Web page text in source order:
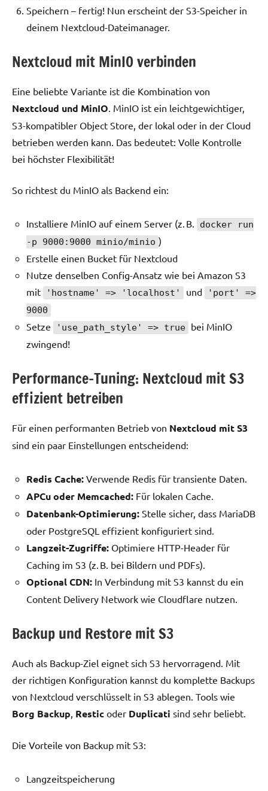
Speichern – fertig! Nun erscheint der S3-Speicher in
deinem Nextcloud-Dateimanager.
Nextcloud mit MinIO verbinden
Eine beliebte Variante ist die Kombination von
Nextcloud und MinIO . MinIO ist ein leichtgewichtiger,
S3-kompatibler Object Store, der lokal oder in der Cloud
betrieben werden kann. Das bedeutet: Volle Kontrolle
bei höchster Flexibilität!
So richtest du MinIO als Backend ein:
Installiere MinIO auf einem Server (z. B.
docker run
-p 9000:9000 minio/minio )
Erstelle einen Bucket für Nextcloud
Nutze denselben Config-Ansatz wie bei Amazon S3
mit
'hostname' => 'localhost' und
'port' =>
9000
Setze 'use_path_style' => true bei MinIO
zwingend!
Performance-Tuning: Nextcloud mit S3
effizient betreiben
Für einen performanten Betrieb von Nextcloud mit S3
sind ein paar Einstellungen entscheidend:
Redis Cache: Verwende Redis für transiente Daten.
APCu oder Memcached: Für lokalen Cache.
Datenbank-Optimierung: Stelle sicher, dass MariaDB
oder PostgreSQL effizient konfiguriert sind.
Langzeit-Zugriffe: Optimiere HTTP-Header für
Caching im S3 (z. B. bei Bildern und PDFs).
Optional CDN: In Verbindung mit S3 kannst du ein
Content Delivery Network wie Cloudflare nutzen.
Backup und Restore mit S3
Auch als Backup-Ziel eignet sich S3 hervorragend. Mit
der richtigen Konfiguration kannst du komplette Backups
von Nextcloud verschlüsselt in S3 ablegen. Tools wie
Borg Backup Restic oder Duplicati sind sehr beliebt.
Die Vorteile von Backup mit S3:
Langzeitspeicherung